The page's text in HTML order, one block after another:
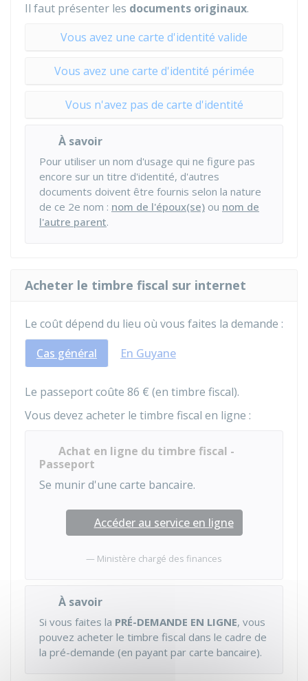
Il faut présenter les documents originaux.
Vous avez une carte d'identité valide
Vous avez une carte d'identité périmée
Vous n'avez pas de carte d'identité
À savoir
Pour utiliser un nom d'usage qui ne figure pas
encore sur un titre d'identité, d'autres
documents doivent être fournis selon la nature
de ce 2e nom : nom de l'époux(se) ou nom de
l'autre parent.
Acheter le timbre fiscal sur internet
Le coût dépend du lieu où vous faites la demande :
Cas général
En Guyane
Le passeport coûte 86 € (en timbre fiscal).
Vous devez acheter le timbre fiscal en ligne :
Achat en ligne du timbre fiscal -
Passeport
Se munir d'une carte bancaire.
Accéder au service en ligne
Ministère chargé des finances
À savoir
Si vous faites la PRÉ-DEMANDE EN LIGNE, vous
pouvez acheter le timbre fiscal dans le cadre de
la pré-demande (en payant par carte bancaire).